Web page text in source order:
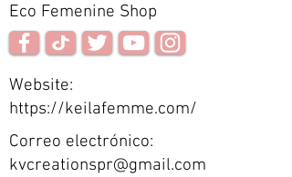
Eco Femenine Shop
Website:
https://keilafemme.com/
Correo electrónico:
kvcreationspr@gmail.com